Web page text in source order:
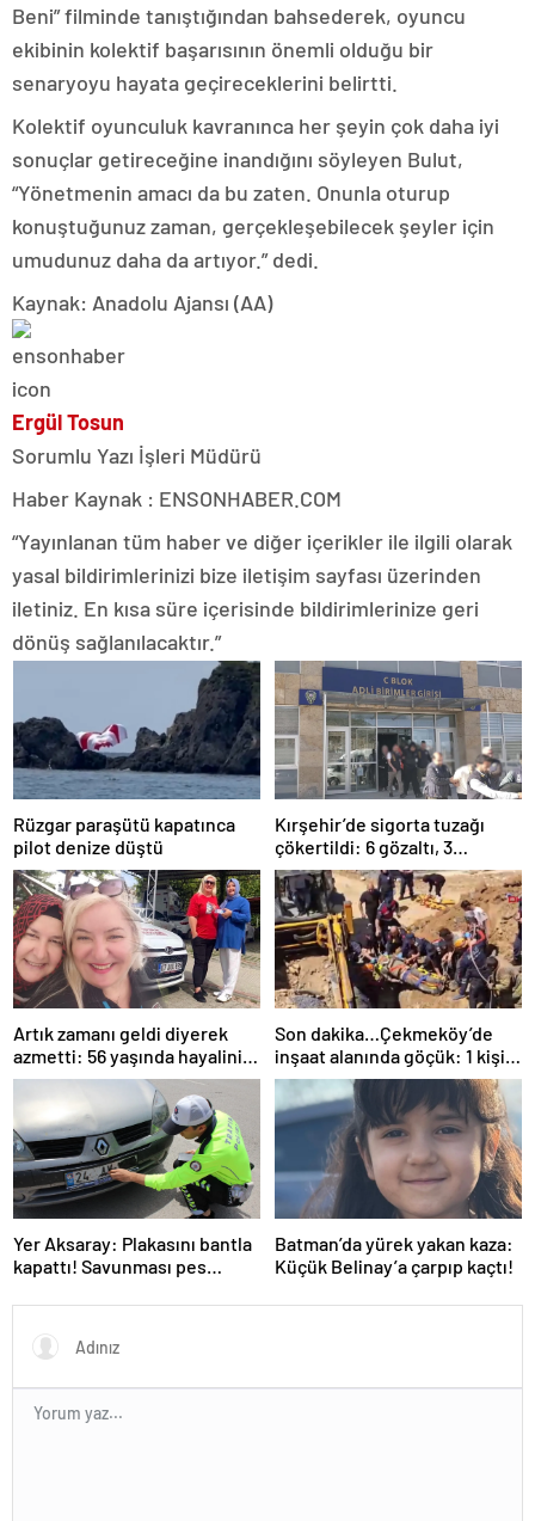
Beni” filminde tanıştığından bahsederek, oyuncu
ekibinin kolektif başarısının önemli olduğu bir
senaryoyu hayata geçireceklerini belirtti.
Kolektif oyunculuk kavranınca her şeyin çok daha iyi
sonuçlar getireceğine inandığını söyleyen Bulut,
“Yönetmenin amacı da bu zaten. Onunla oturup
konuştuğunuz zaman, gerçekleşebilecek şeyler için
umudunuz daha da artıyor.” dedi.
Kaynak: Anadolu Ajansı (AA)
Ergül Tosun
Sorumlu Yazı İşleri Müdürü
Haber Kaynak : ENSONHABER.COM
“Yayınlanan tüm haber ve diğer içerikler ile ilgili olarak
yasal bildirimlerinizi bize iletişim sayfası üzerinden
iletiniz. En kısa süre içerisinde bildirimlerinize geri
dönüş sağlanılacaktır.”
Rüzgar paraşütü kapatınca
pilot denize düştü
Kırşehir’de sigorta tuzağı
çökertildi: 6 gözaltı, 3
tutuklama
Artık zamanı geldi diyerek
azmetti: 56 yaşında hayalini
kurduğu ehliyete kavuştu
Son dakika…Çekmeköy’de
inşaat alanında göçük: 1 kişi
hayatını kaybetti
Yer Aksaray: Plakasını bantla
kapattı! Savunması pes
Batman’da yürek yakan kaza:
Küçük Belinay’a çarpıp kaçtı!